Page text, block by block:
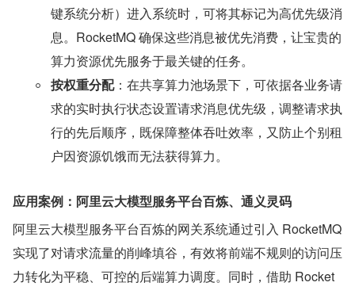
键系统分析）进入系统时，可将其标记为高优先级消
息。RocketMQ 确保这些消息被优先消费，让宝贵的
算力资源优先服务于最关键的任务。
按权重分配：在共享算力池场景下，可依据各业务请
求的实时执行状态设置请求消息优先级，调整请求执
行的先后顺序，既保障整体吞吐效率，又防止个别租
户因资源饥饿而无法获得算力。
应用案例：阿里云大模型服务平台百炼、通义灵码
阿里云大模型服务平台百炼的网关系统通过引入 RocketMQ
实现了对请求流量的削峰填谷，有效将前端不规则的访问压
力转化为平稳、可控的后端算力调度。同时，借助 Rocket